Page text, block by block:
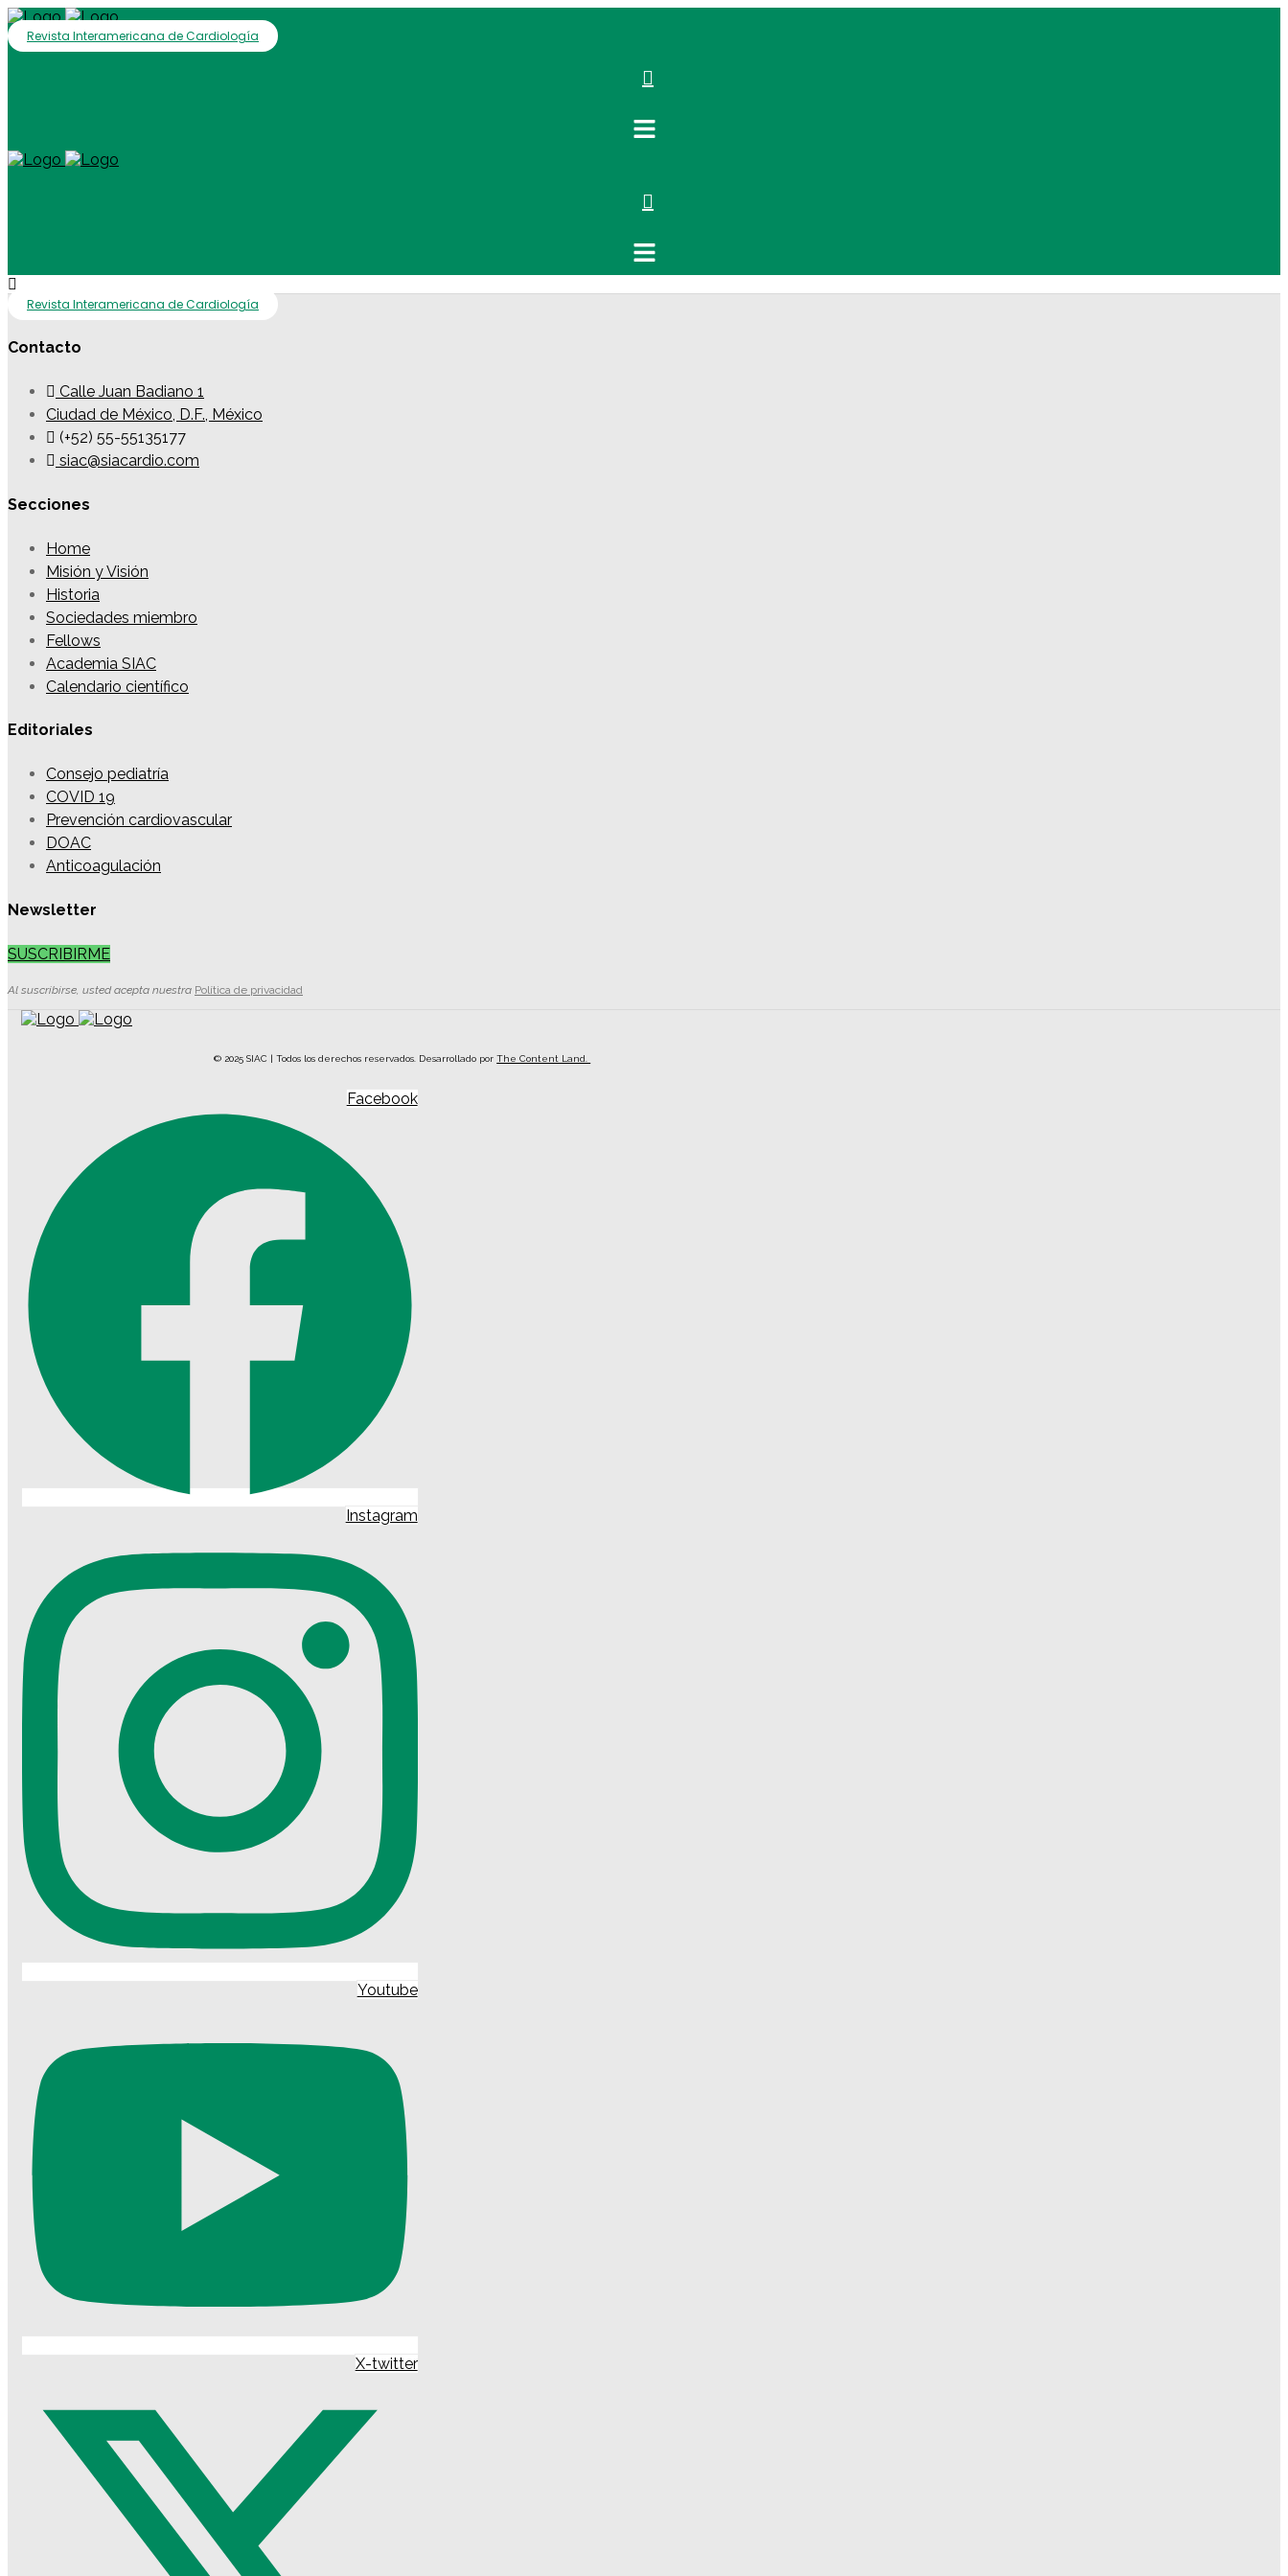
Revista Interamericana de Cardiología
Revista Interamericana de Cardiología
Contacto
Calle Juan Badiano 1
Ciudad de México, D.F., México
(+52) 55-55135177
siac@siacardio.com
Secciones
Home
Misión y Visión
Historia
Sociedades miembro
Fellows
Academia SIAC
Calendario científico
Editoriales
Consejo pediatría
COVID 19
Prevención cardiovascular
DOAC
Anticoagulación
Newsletter
SUSCRIBIRME
Al suscribirse, usted acepta nuestra Política de privacidad
© 2025 SIAC | Todos los derechos reservados. Desarrollado porThe Content Land.
Facebook
Instagram
Youtube
X-twitter